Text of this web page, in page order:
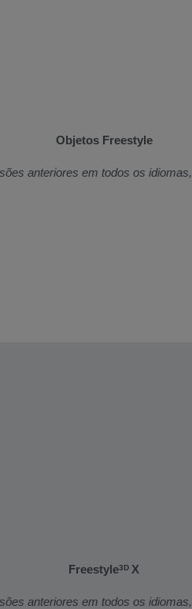
Objetos Freestyle
anteriores em todos os idiomas,
Freestyle3D X
anteriores em todos os idiomas,